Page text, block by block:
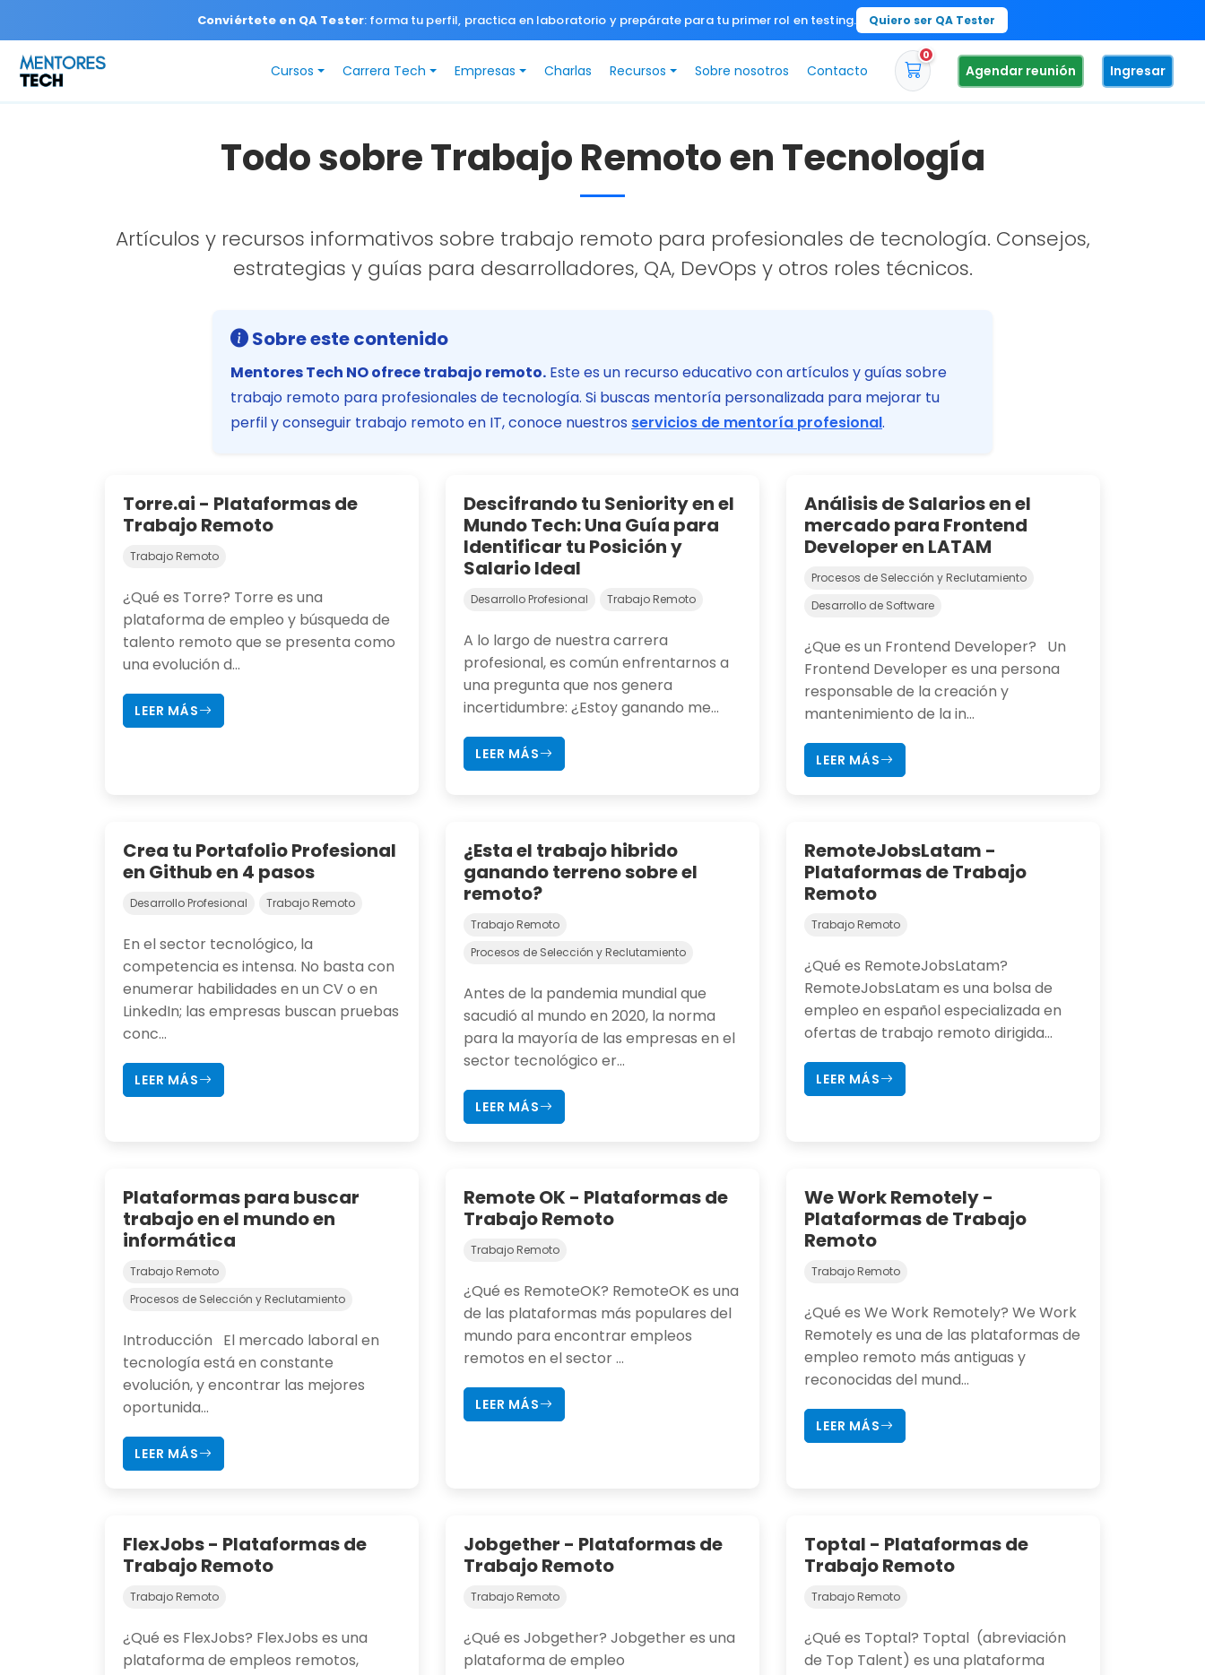
Conviértete en QA Tester: forma tu perfil, practica en laboratorio y prepárate para tu primer rol en testing. Quiero ser QA Tester
Cursos Carrera Tech Empresas Charlas Recursos Sobre nosotros Contacto
0
Agendar reunión Ingresar
Todo sobre Trabajo Remoto en Tecnología
Artículos y recursos informativos sobre trabajo remoto para profesionales de tecnología. Consejos,
estrategias y guías para desarrolladores, QA, DevOps y otros roles técnicos.
Sobre este contenido
Mentores Tech NO ofrece trabajo remoto. Este es un recurso educativo con artículos y guías sobre
trabajo remoto para profesionales de tecnología. Si buscas mentoría personalizada para mejorar tu
perfil y conseguir trabajo remoto en IT, conoce nuestros servicios de mentoría profesional.
Torre.ai - Plataformas de
Trabajo Remoto
Trabajo Remoto
¿Qué es Torre? Torre es una
plataforma de empleo y búsqueda de
talento remoto que se presenta como
una evolución d...
LEER MÁS
Descifrando tu Seniority en el
Mundo Tech: Una Guía para
Identificar tu Posición y
Salario Ideal
Desarrollo Profesional Trabajo Remoto
A lo largo de nuestra carrera
profesional, es común enfrentarnos a
una pregunta que nos genera
incertidumbre: ¿Estoy ganando me...
LEER MÁS
Análisis de Salarios en el
mercado para Frontend
Developer en LATAM
Procesos de Selección y Reclutamiento
Desarrollo de Software
¿Que es un Frontend Developer? Un
Frontend Developer es una persona
responsable de la creación y
mantenimiento de la in...
LEER MÁS
Crea tu Portafolio Profesional
en Github en 4 pasos
Desarrollo Profesional Trabajo Remoto
En el sector tecnológico, la
competencia es intensa. No basta con
enumerar habilidades en un CV o en
LinkedIn; las empresas buscan pruebas
conc...
LEER MÁS
¿Esta el trabajo hibrido
ganando terreno sobre el
remoto?
Trabajo Remoto
Procesos de Selección y Reclutamiento
Antes de la pandemia mundial que
sacudió al mundo en 2020, la norma
para la mayoría de las empresas en el
sector tecnológico er...
LEER MÁS
RemoteJobsLatam -
Plataformas de Trabajo
Remoto
Trabajo Remoto
¿Qué es RemoteJobsLatam?
RemoteJobsLatam es una bolsa de
empleo en español especializada en
ofertas de trabajo remoto dirigida...
LEER MÁS
Plataformas para buscar
trabajo en el mundo en
informática
Trabajo Remoto
Procesos de Selección y Reclutamiento
Introducción El mercado laboral en
tecnología está en constante
evolución, y encontrar las mejores
oportunida...
LEER MÁS
Remote OK - Plataformas de
Trabajo Remoto
Trabajo Remoto
¿Qué es RemoteOK? RemoteOK es una
de las plataformas más populares del
mundo para encontrar empleos
remotos en el sector ...
LEER MÁS
We Work Remotely -
Plataformas de Trabajo
Remoto
Trabajo Remoto
¿Qué es We Work Remotely? We Work
Remotely es una de las plataformas de
empleo remoto más antiguas y
reconocidas del mund...
LEER MÁS
FlexJobs - Plataformas de
Trabajo Remoto
Trabajo Remoto
¿Qué es FlexJobs? FlexJobs es una
plataforma de empleos remotos,
Jobgether - Plataformas de
Trabajo Remoto
Trabajo Remoto
¿Qué es Jobgether? Jobgether es una
plataforma de empleo
Toptal - Plataformas de
Trabajo Remoto
Trabajo Remoto
¿Qué es Toptal? Toptal (abreviación
de Top Talent) es una plataforma